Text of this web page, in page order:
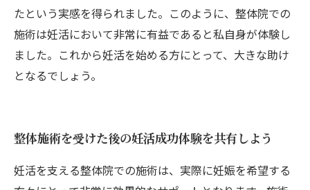
たという実感を得られました。このように、整体院での
施術は妊活において非常に有益であると私自身が体験し
ました。これから妊活を始める方にとって、大きな助け
となるでしょう。
整体施術を受けた後の妊活成功体験を共有しよう
妊活を支える整体院での施術は、実際に妊娠を希望する